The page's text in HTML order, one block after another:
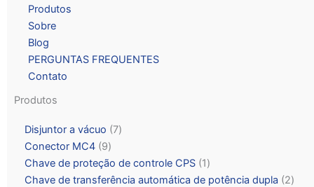
Produtos
Sobre
Blog
PERGUNTAS FREQUENTES
Contato
Produtos
Disjuntor a vácuo
7
Conector MC4 9
Chave de proteção de controle CPS 1
Chave de transferência automática de potência dupla
2